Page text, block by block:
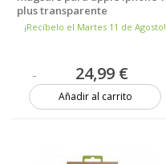
plus transparente
¡Recíbelo el Martes 11 de Agosto!
24,99 €
Añadir al carrito